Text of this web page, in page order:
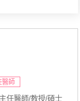
醫師
任醫師/教授/碩士